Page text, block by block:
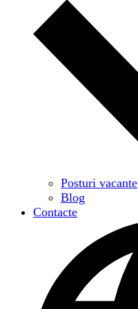
Posturi vacante
Blog
Contacte